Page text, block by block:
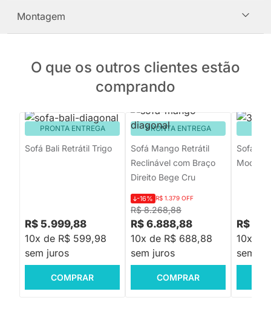
Montagem
O que os outros clientes estão
comprando
PRONTA ENTREGA
Sofá Bali Retrátil Trigo
R$ 5.999,88
10x de R$ 599,98
sem juros
COMPRAR
PRONTA ENTREGA
Sofá Mango Retrátil
Reclinável com Braço
Direito Bege Cru
R$ 8.268,88
-16% R$ 1.379 OFF
R$ 6.888,88
10x de R$ 688,88
sem juros
COMPRAR
Sofá
Modular
R$
10x de
sem